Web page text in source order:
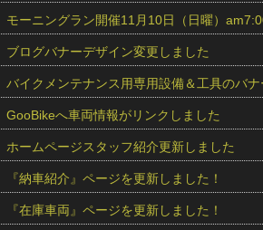
モーニングラン開催11月10日（日曜）
ブログバナーデザイン変更しました
バイクメンテナンス用専用設備＆工具のバ
GooBikeへ車両情報がリンクしました
ホームページスタッフ紹介更新しました
『納車紹介』ページを更新しました！
『在庫車両』ページを更新しました！